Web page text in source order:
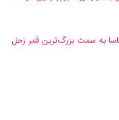
به سمت بزرگ‌ترین قمر زحل